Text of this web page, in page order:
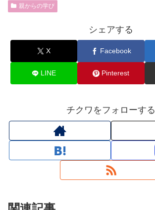
親からの学び
シェアする
X Facebook
LINE Pinterest
チクワをフォローする